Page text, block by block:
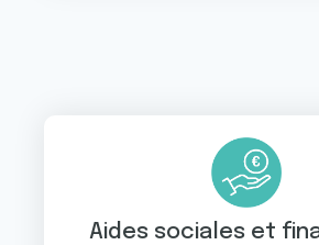
Aides sociales et